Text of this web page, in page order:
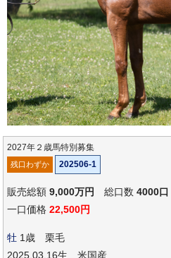
2027年２歳馬特別募集
残口わずか 202506-1
販売総額9,000万円 総口数4000口
一口価格22,500円
牡 1歳 栗毛
2025.03.16生 米国産